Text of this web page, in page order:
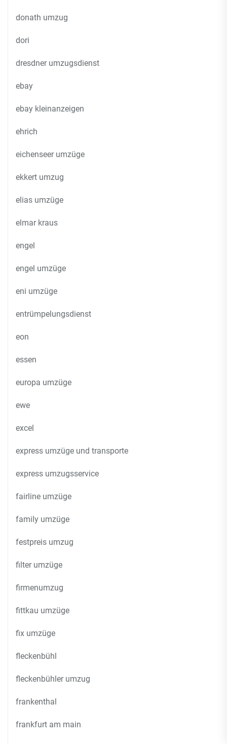
donath umzug
dori
dresdner umzugsdienst
ebay
ebay kleinanzeigen
ehrich
eichenseer umzüge
ekkert umzug
elias umzüge
elmar kraus
engel
engel umzüge
eni umzüge
entrümpelungsdienst
eon
essen
europa umzüge
ewe
excel
express umzüge und transporte
express umzugsservice
fairline umzüge
family umzüge
festpreis umzug
filter umzüge
firmenumzug
fittkau umzüge
fix umzüge
fleckenbühl
fleckenbühler umzug
frankenthal
frankfurt am main